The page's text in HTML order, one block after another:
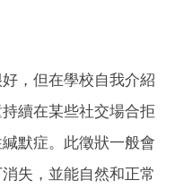
，但在學校自我介紹
續在某些社交場合拒
默症。此徵狀一般會
失，並能自然和正常